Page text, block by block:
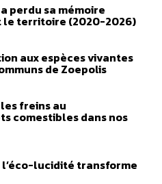
perdu sa mémoire
territoire (2020-2026)
aux espèces vivantes
de Zoepolis
freins au
comestibles dans nos
lucidité transforme